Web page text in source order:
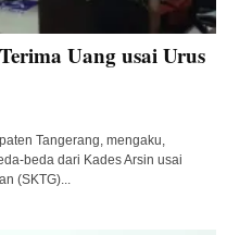
Uang usai Urus
Tangerang, mengaku,
beda dari Kades Arsin usai
(SKTG)...